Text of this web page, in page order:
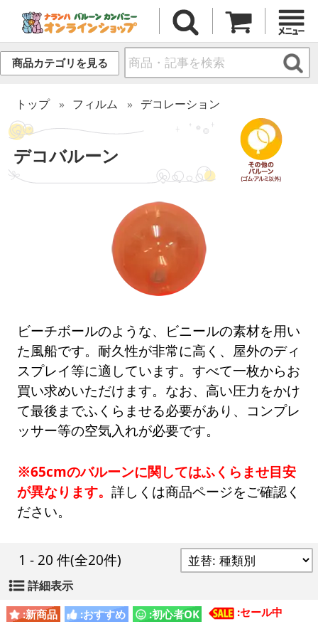
商品カテゴリを見る
トップ フィルム デコレーション
デコバルーン
ビーチボールのような、ビニールの素材を用い
た風船です。耐久性が非常に高く、屋外のディ
スプレイ等に適しています。すべて一枚からお
買い求めいただけます。なお、高い圧力をかけ
て最後までふくらませる必要があり、コンプレ
ッサー等の空気入れが必要です。
※65cmのバルーンに関してはふくらませ目安
が異なります。詳しくは商品ページをご確認く
ださい。
1 - 20 件(全20件)
詳細表示
:新商品 :おすすめ :初心者OK
:セール中